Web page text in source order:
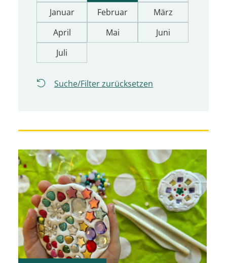
Januar
Februar
März
April
Mai
Juni
Juli
Suche/Filter zurücksetzen